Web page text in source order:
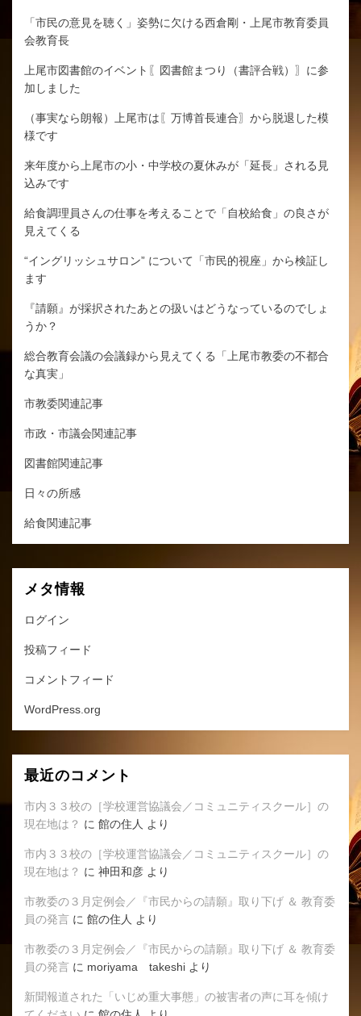
「市民の意見を聴く」姿勢に欠ける西倉剛・上尾市教育委員
会教育長
上尾市図書館のイベント〖図書館まつり（書評合戦）〗に参
加しました
（事実なら朗報）上尾市は〖万博首長連合〗から脱退した模
様です
来年度から上尾市の小・中学校の夏休みが「延長」される見
込みです
給食調理員さんの仕事を考えることで「自校給食」の良さが
見えてくる
“イングリッシュサロン” について「市民的視座」から検証し
ます
『請願』が採択されたあとの扱いはどうなっているのでしょ
うか？
総合教育会議の会議録から見えてくる「上尾市教委の不都合
な真実」
市教委関連記事
市政・市議会関連記事
図書館関連記事
日々の所感
給食関連記事
メタ情報
ログイン
投稿フィード
コメントフィード
WordPress.org
最近のコメント
市内３３校の［学校運営協議会／コミュニティスクール］の
現在地は？ に 館の住人 より
市内３３校の［学校運営協議会／コミュニティスクール］の
現在地は？ に 神田和彦 より
市教委の３月定例会／『市民からの請願』取り下げ ＆ 教育委
員の発言 に 館の住人 より
市教委の３月定例会／『市民からの請願』取り下げ ＆ 教育委
員の発言 に moriyama takeshi より
新聞報道された「いじめ重大事態」の被害者の声に耳を傾け